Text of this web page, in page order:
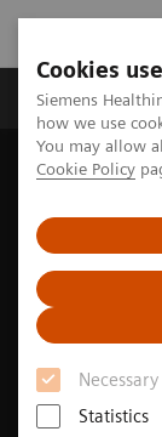
Cookies
Siemens
how we use
You may allow
Cookie Policy
Necessary
Statistics
Productos y
Home Content